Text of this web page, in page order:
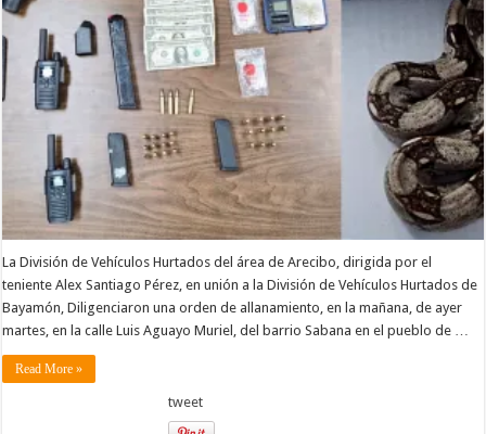
La División de Vehículos Hurtados del área de Arecibo, dirigida por el
teniente Alex Santiago Pérez, en unión a la División de Vehículos Hurtados de
Bayamón, Diligenciaron una orden de allanamiento, en la mañana, de ayer
martes, en la calle Luis Aguayo Muriel, del barrio Sabana en el pueblo de …
Read More »
tweet